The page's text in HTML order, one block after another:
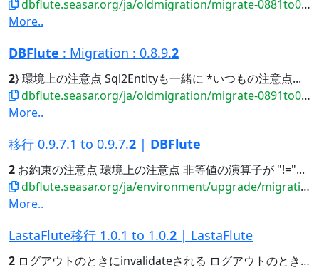
dbflute.seasar.org/ja/oldmigration/migrate-0881to0882.html
More..
DBFlute : Migration : 0.8.9.2
2} 環境上の注意点 Sql2Entityも一緒に *いつもの注意点...
dbflute.seasar.org/ja/oldmigration/migrate-0891to0892.html
More..
移行 0.9.7.1 to 0.9.7.2 | DBFlute
2 お約束の注意点 環境上の注意点 非等値の演算子が "!="...
dbflute.seasar.org/ja/environment/upgrade/migration/migrate0971to0972.html
More..
LastaFlute移行 1.0.1 to 1.0.2 | LastaFlute
2 ログアウトのときにinvalidateされる ログアウトのときにinvalidateされる...